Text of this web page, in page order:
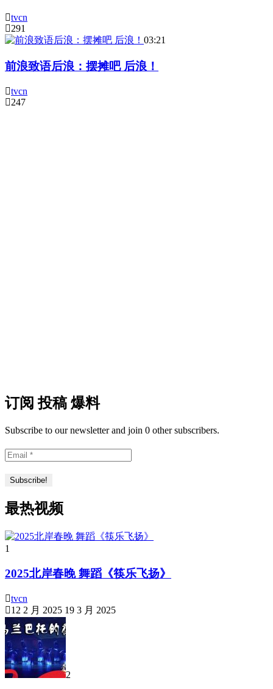
tvcn
291
03:21
前浪致语后浪：摆摊吧 后浪！
tvcn
247
订阅 投稿 爆料
Subscribe to our newsletter and join 0 other subscribers.
最热视频
1
2025北岸春晚 舞蹈《筷乐飞扬》
tvcn
12 2 月 2025 19 3 月 2025
2